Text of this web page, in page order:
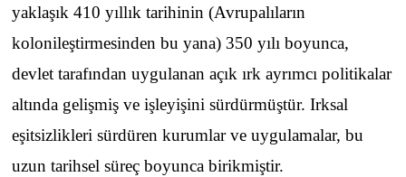
yaklaşık 410 yıllık tarihinin (Avrupalıların
kolonileştirmesinden bu yana) 350 yılı boyunca,
devlet tarafından uygulanan açık ırk ayrımcı politikalar
altında gelişmiş ve işleyişini sürdürmüştür. Irksal
eşitsizlikleri sürdüren kurumlar ve uygulamalar, bu
uzun tarihsel süreç boyunca birikmiştir.